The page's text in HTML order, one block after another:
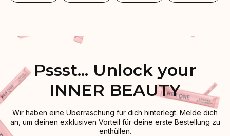
Pssst... Unlock your
INNER BEAUTY
Wir haben eine Überraschung für dich hinterlegt. Melde dich
an, um deinen exklusiven Vorteil für deine erste Bestellung zu
enthüllen.